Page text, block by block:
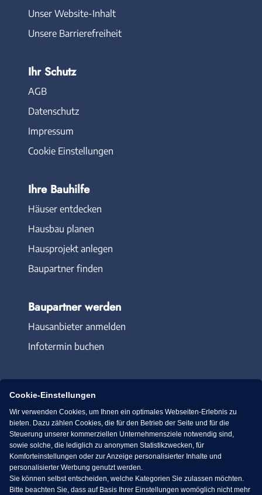
Unser Website-Inhalt
Unsere Barrierefreiheit
Ihr Schutz
AGB
Datenschutz
Impressum
Cookie Einstellungen
Ihre Bauhilfe
Häuser entdecken
Hausbau planen
Hausprojekt anlegen
Baupartner finden
Baupartner werden
Hausanbieter anmelden
Infotermin buchen
Immowelt.de Bauen.de
Massivhaus.de Bungalow.de
Fertighaus.de
Cookie-Einstellungen
Wir verwenden Cookies, um Ihnen ein optimales Webseiten-Erlebnis zu
bieten. Dazu zählen Cookies, die für den Betrieb der Seite und für die
Steuerung unserer kommerziellen Unternehmensziele notwendig sind,
sowie solche, die lediglich zu anonymen Statistikzwecken, für
Komforteinstellungen oder zur Anzeige personalisierter Inhalte und
personalisierter Werbung genutzt werden.
Sie können selbst entscheiden, welche Kategorien Sie zulassen möchten.
Bitte beachten Sie, dass auf Basis Ihrer Einstellungen womöglich nicht mehr